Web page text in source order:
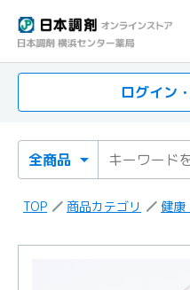
ログイン
検索カテゴリ
検索キーワード
TOP 商品カテゴリ 健康